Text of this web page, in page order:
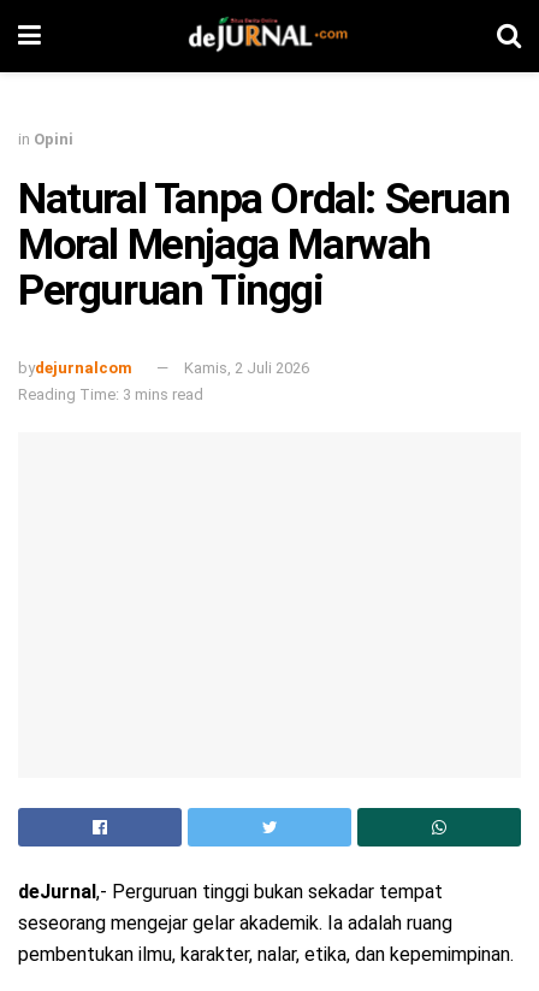
in Opini
Natural Tanpa Ordal: Seruan
Moral Menjaga Marwah
Perguruan Tinggi
bydejurnalcom
Kamis, 2 Juli 2026
Reading Time: 3 mins read
deJurnal,- Perguruan tinggi bukan sekadar tempat
seseorang mengejar gelar akademik. Ia adalah ruang
pembentukan ilmu, karakter, nalar, etika, dan kepemimpinan.